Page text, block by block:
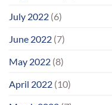
July 2022 (6)
June 2022 (7)
May 2022 (8)
April 2022 (10)